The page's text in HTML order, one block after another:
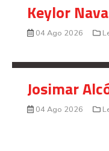
Keylor
04 Ago 2026
Josimar
04 Ago 2026